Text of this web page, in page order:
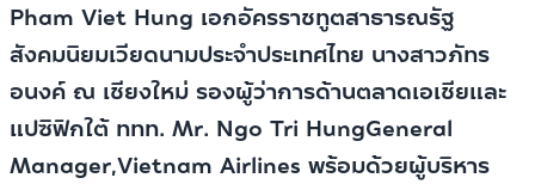
Pham Viet Hung เอกอัครราชทูตสาธารณรัฐ
สังคมนิยมเวียดนามประจำประเทศไทย นางสาวภัทร
อนงค์ ณ เชียงใหม่ รองผู้ว่าการด้านตลาดเอเชียและ
แปซิฟิกใต้ ททท. Mr. Ngo Tri HungGeneral
Manager,Vietnam Airlines พร้อมด้วยผู้บริหาร